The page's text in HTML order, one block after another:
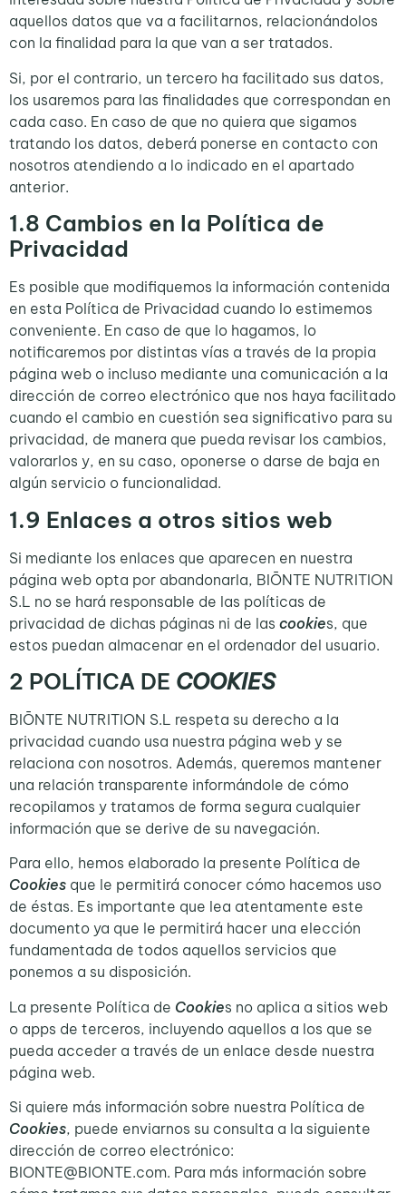
aquellos datos que va a facilitarnos, relacionándolos
con la finalidad para la que van a ser tratados.
Si, por el contrario, un tercero ha facilitado sus datos,
los usaremos para las finalidades que correspondan en
cada caso. En caso de que no quiera que sigamos
tratando los datos, deberá ponerse en contacto con
nosotros atendiendo a lo indicado en el apartado
anterior.
1.8 Cambios en la Política de
Privacidad
Es posible que modifiquemos la información contenida
en esta Política de Privacidad cuando lo estimemos
conveniente. En caso de que lo hagamos, lo
notificaremos por distintas vías a través de la propia
página web o incluso mediante una comunicación a la
dirección de correo electrónico que nos haya facilitado
cuando el cambio en cuestión sea significativo para su
privacidad, de manera que pueda revisar los cambios,
valorarlos y, en su caso, oponerse o darse de baja en
algún servicio o funcionalidad.
1.9 Enlaces a otros sitios web
Si mediante los enlaces que aparecen en nuestra
página web opta por abandonarla, BIŌNTE NUTRITION
S.L no se hará responsable de las políticas de
privacidad de dichas páginas ni de las cookies, que
estos puedan almacenar en el ordenador del usuario.
2 POLÍTICA DE COOKIES
BIŌNTE NUTRITION S.L respeta su derecho a la
privacidad cuando usa nuestra página web y se
relaciona con nosotros. Además, queremos mantener
una relación transparente informándole de cómo
recopilamos y tratamos de forma segura cualquier
información que se derive de su navegación.
Para ello, hemos elaborado la presente Política de
Cookies que le permitirá conocer cómo hacemos uso
de éstas. Es importante que lea atentamente este
documento ya que le permitirá hacer una elección
fundamentada de todos aquellos servicios que
ponemos a su disposición.
La presente Política de Cookies no aplica a sitios web
o apps de terceros, incluyendo aquellos a los que se
pueda acceder a través de un enlace desde nuestra
página web.
Si quiere más información sobre nuestra Política de
Cookies, puede enviarnos su consulta a la siguiente
dirección de correo electrónico:
BIONTE@BIONTE.com. Para más información sobre